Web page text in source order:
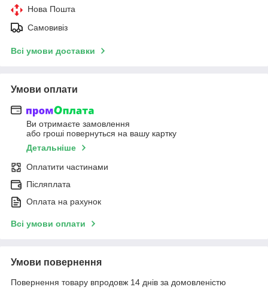
Нова Пошта
Самовивіз
Всі умови доставки
Умови оплати
Ви отримаєте замовлення
або гроші повернуться на вашу картку
Детальніше
Оплатити частинами
Післяплата
Оплата на рахунок
Всі умови оплати
Умови повернення
Повернення товару впродовж 14 днів за домовленістю